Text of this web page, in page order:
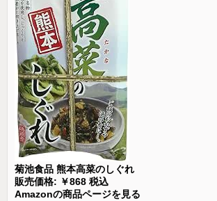
菊池食品 熊本高菜のしぐれ
販売価格: ￥868 税込
Amazonの商品ページを見る